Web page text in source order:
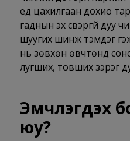
үед цахилгаан дохио
гаднын эх үүсвэргүй дуу
шуугих шинж тэмдэг
нь зөвхөн өвчтөнд
лугших, товших зэрэг
Эмчлэгдэх
юу?